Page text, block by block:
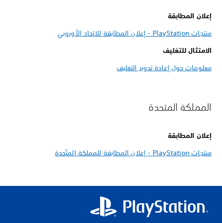
إعلان المطابقة
منتجات PlayStation - إعلان المطابقة للاتحاد الأوروبي
الامتثال للتغليف
معلومات حول إعادة تدوير التغليف
المملكة المتحدة
إعلان المطابقة
منتجات PlayStation - إعلان المطابقة للمملكة المتّحدة